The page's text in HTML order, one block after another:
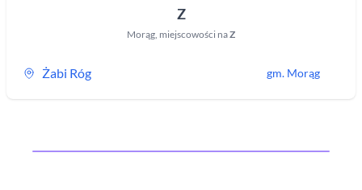
Z
Morąg, miejscowości naZ
Żabi Róg gm. Morąg